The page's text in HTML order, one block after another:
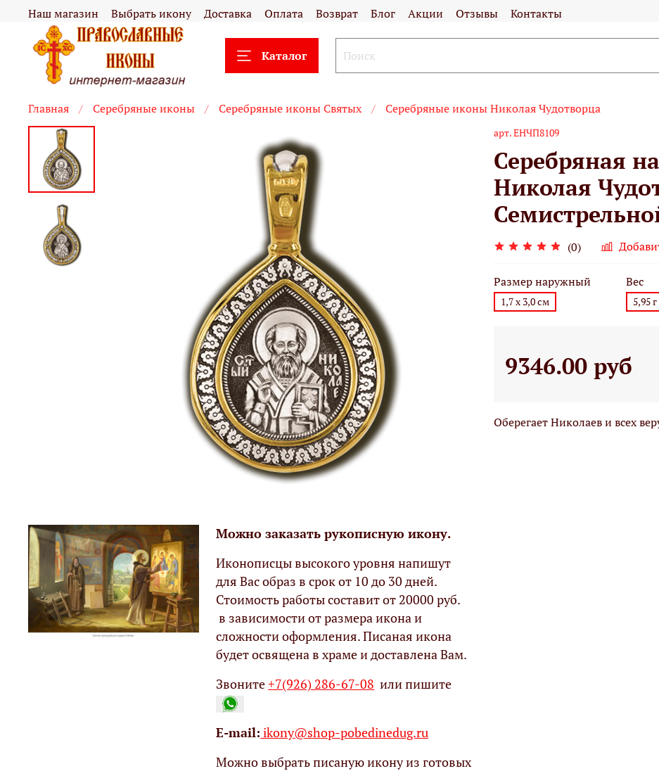
Наш магазин Выбрать икону Доставка Оплата Возврат Блог Акции Отзывы Контакты
Каталог
Главная Серебряные иконы Серебряные иконы Святых Серебряные иконы Николая Чудотворца
арт.ЕНЧП8109
Серебряная
Николая
(0)
Размер наружный
1,7 х 3,0 см
Вес
5,95 г
9346.00 руб
Оберегает Николаев и всех
Можно заказать рукописную икону.
Иконописцы высокого уровня напишут
для Вас образ в срок от 10 до 30 дней.
Стоимость работы составит от 20000 руб.
в зависимости от размера икона и
сложности оформления. Писаная икона
будет освящена в храме и доставлена Вам.
Звоните+7(926) 286-67-08 или пишите
Е-mail: ikony@shop-pobedinedug.ru
Можно выбрать писаную икону из готовых